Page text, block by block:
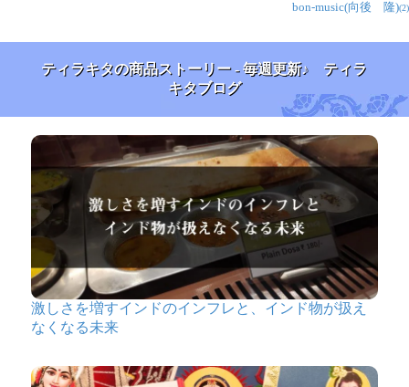
bon-music(向後 隆)(2)
ティラキタの商品ストーリー - 毎週更新♪ ティラ
キタブログ
激しさを増すインドのインフレと、インド物が扱え
なくなる未来